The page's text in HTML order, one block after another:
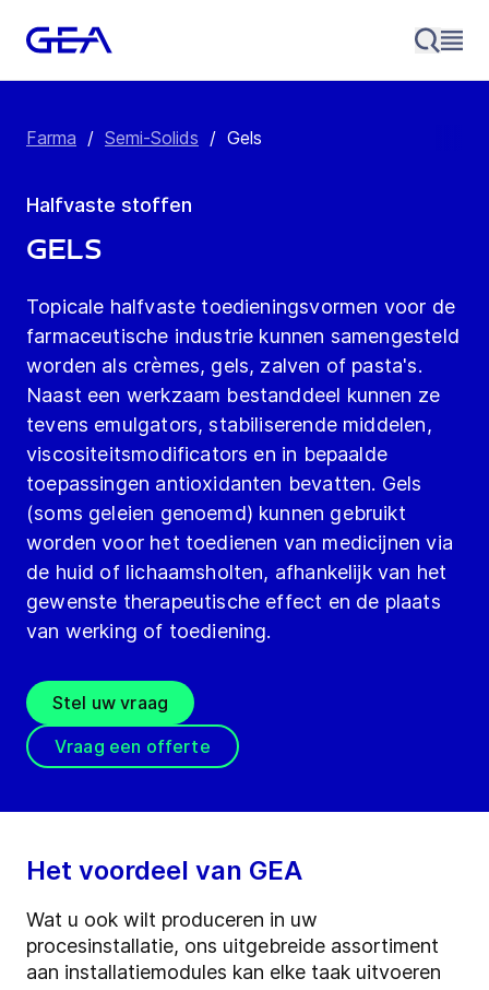
Farma / Semi-Solids / Gels
Halfvaste stoffen
Gels
Topicale halfvaste toedieningsvormen voor de
farmaceutische industrie kunnen samengesteld
worden als crèmes, gels, zalven of pasta's.
Naast een werkzaam bestanddeel kunnen ze
tevens emulgators, stabiliserende middelen,
viscositeitsmodificators en in bepaalde
toepassingen antioxidanten bevatten. Gels
(soms geleien genoemd) kunnen gebruikt
worden voor het toedienen van medicijnen via
de huid of lichaamsholten, afhankelijk van het
gewenste therapeutische effect en de plaats
van werking of toediening.
Stel uw vraag
Vraag een offerte
Het voordeel van GEA
Wat u ook wilt produceren in uw
procesinstallatie, ons uitgebreide assortiment
aan installatiemodules kan elke taak uitvoeren